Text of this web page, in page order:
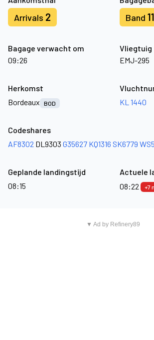
Arrivals 2 Band 11
Bagage verwacht om
09:26
Vliegtuig
EMJ-295
Herkomst
Bordeaux
BOD
KL 1440
Codeshares
AF8302 DL9303 G35627 KQ1316 SK6779
Geplande landingstijd
08:15
Actuele
08:22
+7
▼ Ad by Refinery89